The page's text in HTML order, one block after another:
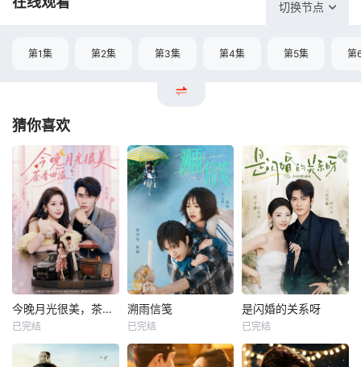
切换节点
第1集 第2集 第3集 第4集 第5集 第
猜你喜欢
今晚月光很美，茶香四溢
已完结
溯雨信笺
已完结
是闪婚的关系呀
已完结